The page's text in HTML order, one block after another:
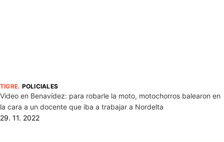
TIGRE. POLICIALES
Video en Benavídez: para robarle la moto, motochorros balearon en
la cara a un docente que iba a trabajar a Nordelta
29. 11. 2022